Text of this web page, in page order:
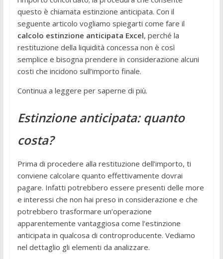
questo è chiamata estinzione anticipata. Con il
seguente articolo vogliamo spiegarti come fare il
calcolo estinzione anticipata Excel, perché la
restituzione della liquidità concessa non è così
semplice e bisogna prendere in considerazione alcuni
costi che incidono sull’importo finale.
Continua a leggere per saperne di più.
Estinzione anticipata: quanto
costa?
Prima di procedere alla restituzione dell’importo, ti
conviene calcolare quanto effettivamente dovrai
pagare. Infatti potrebbero essere presenti delle more
e interessi che non hai preso in considerazione e che
potrebbero trasformare un’operazione
apparentemente vantaggiosa come l’estinzione
anticipata in qualcosa di controproducente. Vediamo
nel dettaglio gli elementi da analizzare.